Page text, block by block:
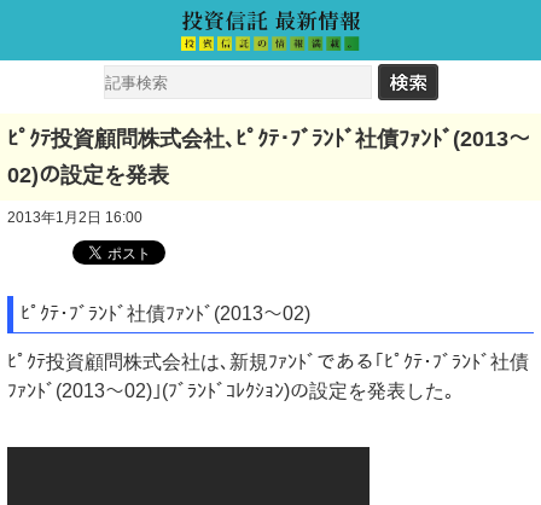
ﾋﾟｸﾃ投資顧問株式会社､ﾋﾟｸﾃ･ﾌﾞﾗﾝﾄﾞ社債ﾌｧﾝﾄﾞ(2013～
02)の設定を発表
2013年1月2日 16:00
ﾋﾟｸﾃ･ﾌﾞﾗﾝﾄﾞ社債ﾌｧﾝﾄﾞ(2013～02)
ﾋﾟｸﾃ投資顧問株式会社は､新規ﾌｧﾝﾄﾞである｢ﾋﾟｸﾃ･ﾌﾞﾗﾝﾄﾞ社債
ﾌｧﾝﾄﾞ(2013～02)｣(ﾌﾞﾗﾝﾄﾞｺﾚｸｼｮﾝ)の設定を発表した｡